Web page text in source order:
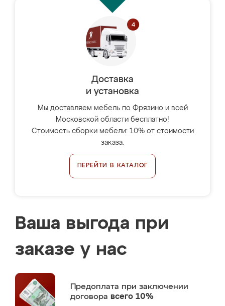
Доставка
и установка
Мы доставляем мебель по Фрязино и всей
Московской области бесплатно!
Стоимость сборки мебели: 10% от стоимости
заказа.
ПЕРЕЙТИ В КАТАЛОГ
Ваша выгода при
заказе у нас
Предоплата при заключении
договора всего 10%